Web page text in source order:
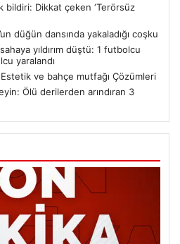
bildiri: Dikkat çeken ‘Terörsüz
düğün dansında yakaladığı coşku
yıldırım düştü: 1 futbolcu
yaralandı
Estetik ve bahçe mutfağı Çözümleri
Ölü derilerden arındıran 3